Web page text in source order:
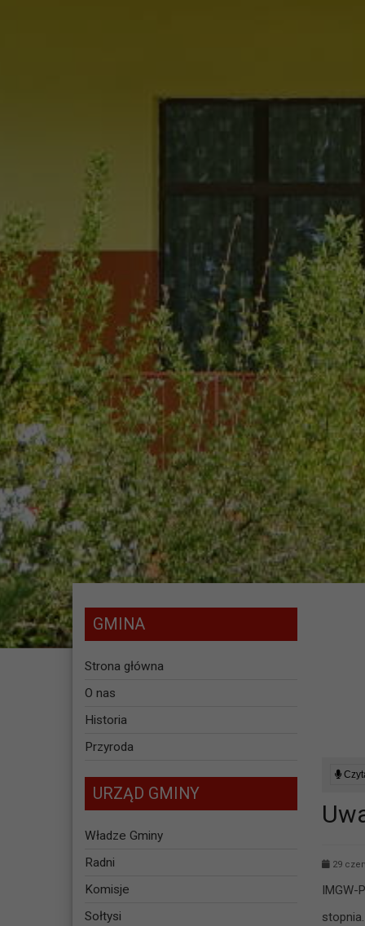
GMINA
Strona główna
O nas
Historia
Przyroda
URZĄD GMINY
Władze Gminy
Radni
Komisje
Sołtysi
29
stopnia.